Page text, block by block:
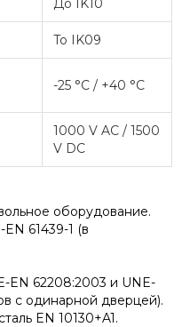
До IK10
To IK09
-25 °C / +40 °C
1000 V AC / 1500
V DC
оборудование.
61439-1 (в
EN 62208:2003 и UNE-
с одинарной дверцей).
EN 10130+A1.